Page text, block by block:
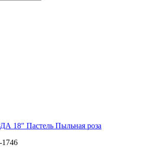
18" Пастель Пыльная роза
1746